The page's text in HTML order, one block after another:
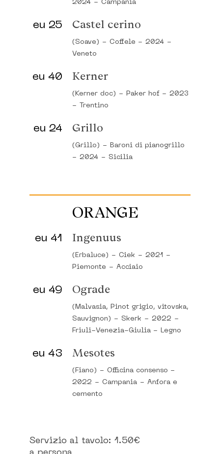
2024 - Campania
eu 25 Castel cerino
(Soave) - Coffele - 2024 -
Veneto
eu 40 Kerner
(Kerner doc) - Paker hof - 2023
-
Trentino
eu 24 Grillo
(Grillo) -
Baroni di pianogrillo
- 2024 - Sicilia
ORANGE
eu 41 Ingenuus
(Erbaluce) - Ciek - 2021
-
Piemonte
- Acciaio
eu 49 Ograde
(Malvasia, Pinot grigio, vitovska,
Sauvignon)
- Skerk - 2022
-
Friuli-Venezia-Giulia - Legno
eu 43 Mesotes
(Fiano) - Officina consenso -
2022
- Campania - Anfora e
cemento
Servizio al tavolo: 1.50€